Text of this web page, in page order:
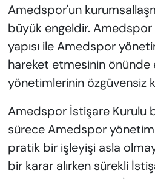
Amedspor'un
büyük engeldir. Amedspor
yapısı ile Amedspor
hareket etmesinin
yönetimlerinin özgüvensiz
Amedspor İstişare Kurulu
sürece Amedspor
pratik bir işleyişi asla
bir karar alırken sürekli